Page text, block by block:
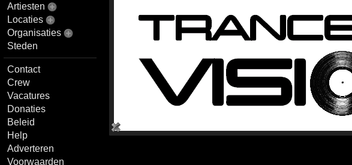
Artiesten
Locaties
Organisaties
Steden
Contact
Crew
Vacatures
Donaties
Beleid
Help
Adverteren
Voorwaarden